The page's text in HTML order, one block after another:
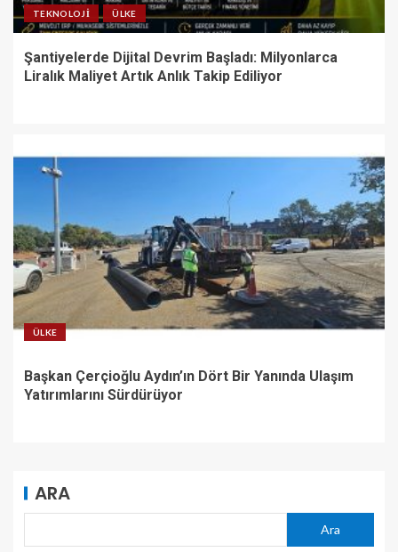
TEKNOLOJI ÜLKE
Şantiyelerde Dijital Devrim Başladı: Milyonlarca
Liralık Maliyet Artık Anlık Takip Ediliyor
ÜLKE
Başkan Çerçioğlu Aydın’ın Dört Bir Yanında Ulaşım
Yatırımlarını Sürdürüyor
ARA
Ara